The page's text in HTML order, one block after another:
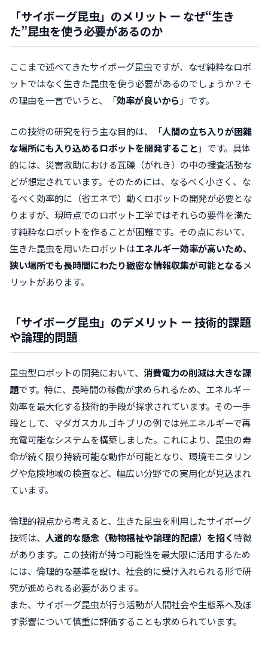
「サイボーグ昆虫」のメリット ー なぜ“生き
た”昆虫を使う必要があるのか
ここまで述べてきたサイボーグ昆虫ですが、なぜ純粋なロボ
ットではなく生きた昆虫を使う必要があるのでしょうか？そ
の理由を一言でいうと、「効率が良いから 」です。
この技術の研究を行う主な目的は、「人間の立ち入りが困難
な場所にも入り込めるロボットを開発すること 」 です。具体
的には、災害救助における瓦礫（がれき）の中の捜査活動な
どが想定されています。そのためには、 なるべく小さく、な
るべく効率的に（省エネで）動くロボットの開発が必要とな
りますが、現時点でのロボット工学ではそれらの要件を満た
す純粋なロボットを作ることが困難です。その点において、
生きた昆虫を用いたロボットはエネルギー効率が高いため、
狭い場所でも長時間にわたり緻密な情報収集が可能となる メ
リットがあります。
「サイボーグ昆虫」のデメリット ー 技術的課題
や論理的問題
昆虫型ロボットの開発において、 消費電力の削減は大きな課
題です。特に、長時間の稼働が求められるため、エネルギー
効率を最大化する技術的手段が探求されています。その一手
段として、マダガスカルゴキブリの例では光エネルギーで再
充電可能なシステムを構築しました。これにより、昆虫の寿
命が続く限り持続可能な動作が可能となり、環境モニタリン
グや危険地域の検査など、幅広い分野での実用化が見込まれ
ています。
倫理的視点から考えると、生きた昆虫を利用したサイボーグ
技術は、 人道的な懸念（動物福祉や論理的配慮）を招く特徴
があります。この技術が持つ可能性を最大限に活用するため
には、倫理的な基準を設け、社会的に受け入れられる形で研
究が進められる必要があります。
また、サイボーグ昆虫が行う活動が人間社会や生態系へ及ぼ
す影響について慎重に評価することも求められています。